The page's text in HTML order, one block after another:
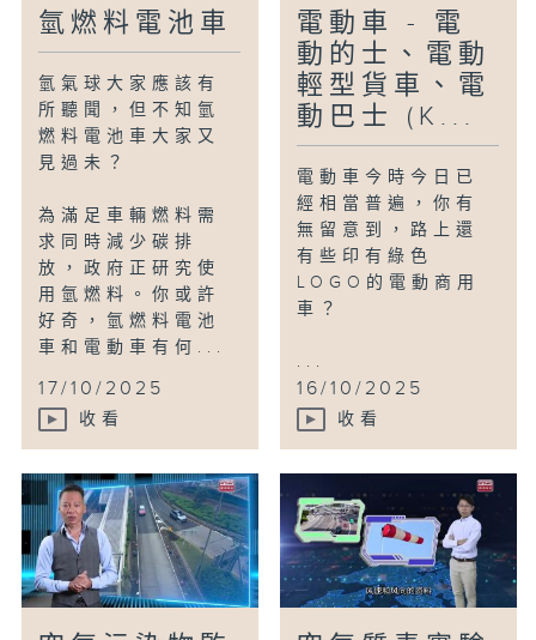
氫燃料電池車
氫氣球大家應該有
所聽聞，但不知氫
燃料電池車大家又
見過未？
為滿足車輛燃料需
求同時減少碳排
放，政府正研究使
用氫燃料。你或許
好奇，氫燃料電池
車和電動車有何...
17/10/2025
收看
電動車 - 電
動的士、電動
輕型貨車、電
動巴士 (K...
電動車今時今日已
經相當普遍，你有
無留意到，路上還
有些印有綠色
LOGO的電動商用
車？
...
16/10/2025
收看